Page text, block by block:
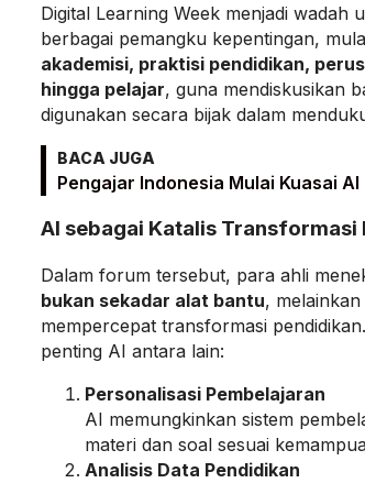
Digital Learning Week menjadi wadah
berbagai pemangku kepentingan,
akademisi, praktisi pendidikan,
hingga pelajar, guna mendiskusikan
digunakan secara bijak dalam
BACA JUGA
Pengajar Indonesia Mulai Kuasai AI
AI sebagai Katalis Transformasi
Dalam forum tersebut, para ahli
bukan sekadar alat bantu,
mempercepat transformasi
penting AI antara lain:
Personalisasi Pembelajaran
AI memungkinkan sistem
materi dan soal sesuai
Analisis Data Pendidikan